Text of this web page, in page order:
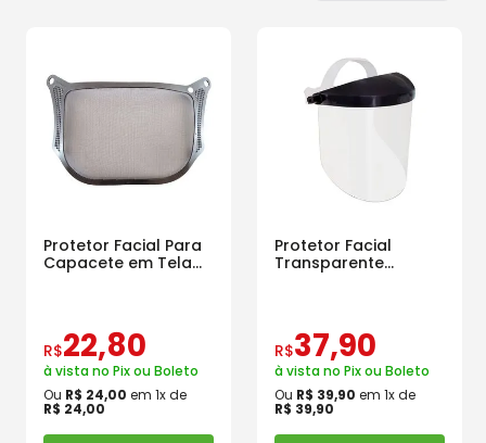
Protetor Facial Para
Capacete em Tela
de Nylon Tecmater
R$22,80
à vista no Pix ou Boleto
Ou R$ 24,00 em 1x de
R$ 24,00
Protetor Facial
Transparente
Plastcor de 8
R$37,90
à vista no Pix ou Boleto
Ou R$ 39,90 em 1x de
R$ 39,90